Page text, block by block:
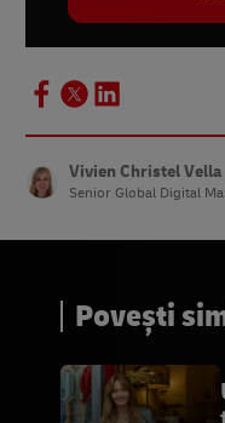
Vivien Christel Vella
Senior Global Digital
Povești